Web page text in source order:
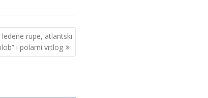
rupe, atlantski
i polarni vrtlog